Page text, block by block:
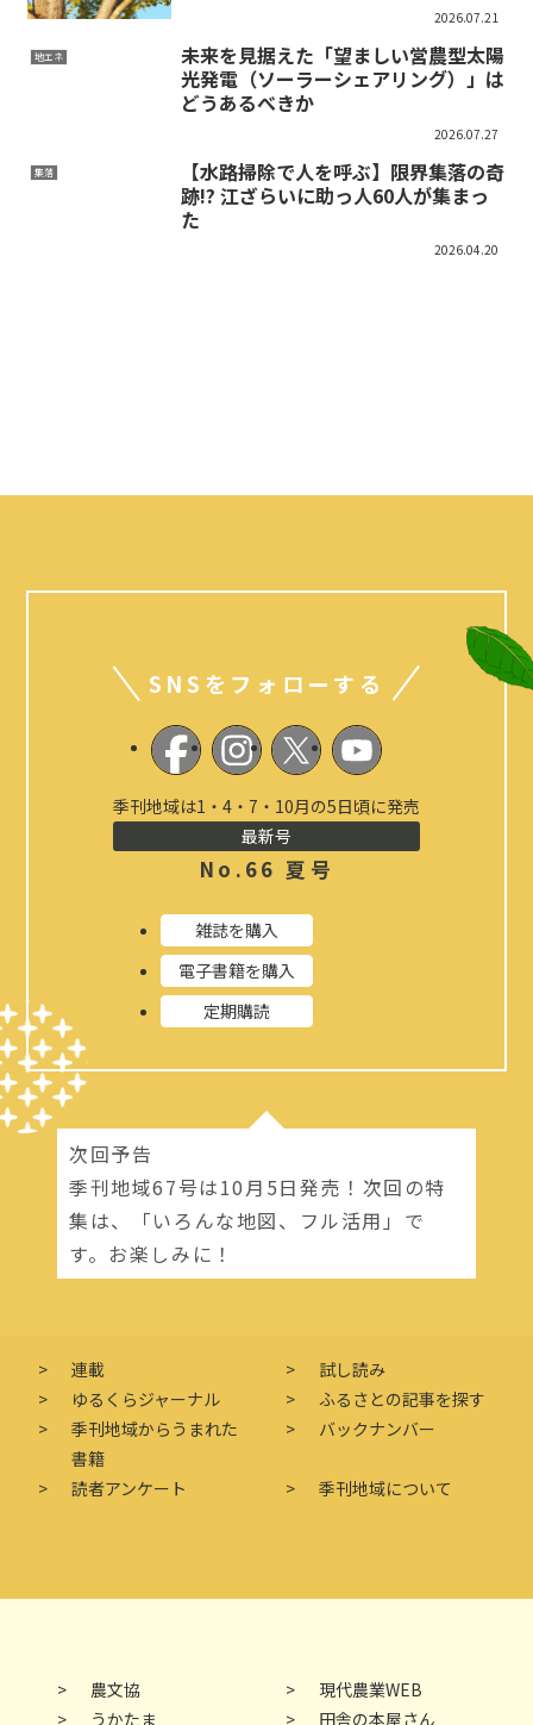
2026.07.21
地エネ
未来を見据えた「望ましい営農型太陽
光発電（ソーラーシェアリング）」は
どうあるべきか
2026.07.27
集落
【水路掃除で人を呼ぶ】限界集落の奇
跡!? 江ざらいに助っ人60人が集まっ
た
2026.04.20
SNSをフォローする
季刊地域は1・4・7・10月の5日頃に発売
最新号
No.66 夏号
雑誌を購入
電子書籍を購入
定期購読
次回予告
季刊地域67号は10月5日発売！次回の特
集は、「いろんな地図、フル活用」で
す。お楽しみに！
連載
試し読み
ゆるくらジャーナル
ふるさとの記事を探す
季刊地域からうまれた
書籍
バックナンバー
読者アンケート 季刊地域について
農文協
現代農業WEB
うかたま
田舎の本屋さん